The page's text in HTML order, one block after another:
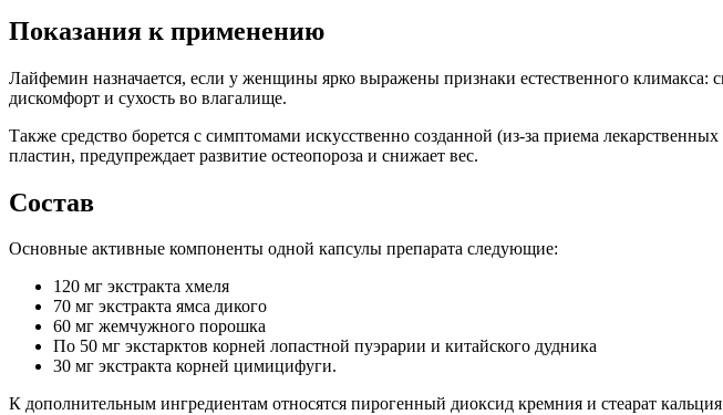
Показания к применению
Лайфемин назначается, если у женщины ярко выражены признаки естественного климакса:
дискомфорт и сухость во влагалище.
Также средство борется с симптомами искусственно созданной (из-за приема
пластин, предупреждает развитие остеопороза и снижает вес.
Состав
Основные активные компоненты одной капсулы препарата следующие:
120 мг экстракта хмеля
70 мг экстракта ямса дикого
60 мг жемчужного порошка
По 50 мг экстарктов корней лопастной пуэрарии и китайского дудника
30 мг экстракта корней цимицифуги.
К дополнительным ингредиентам относятся пирогенный диоксид кремния и стеарат